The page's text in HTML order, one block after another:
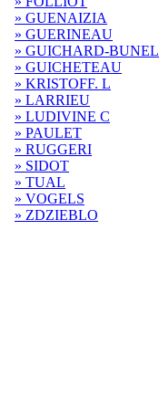
» GUENAIZIA
» GUERINEAU
» GUICHARD-BUNEL
» GUICHETEAU
» KRISTOFF. L
» LARRIEU
» LUDIVINE C
» PAULET
» RUGGERI
» SIDOT
» TUAL
» VOGELS
» ZDZIEBLO